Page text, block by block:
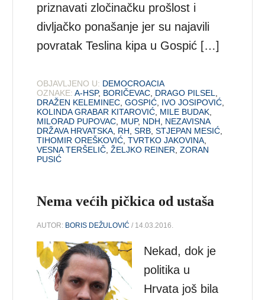
priznavati zločinačku prošlost i
divljačko ponašanje jer su najavili
povratak Teslina kipa u Gospić […]
OBJAVLJENO U: DEMOCROACIA
OZNAKE: A-HSP, BORIČEVAC DRAGO PILSEL
DRAŽEN KELEMINEC ,GOSPIĆ IVO JOSIPOVIĆ
KOLINDA GRABAR KITAROVIĆ MILE BUDAK
MILORAD PUPOVAC MUP, NDH
NEZAVISNA
DRŽAVA HRVATSKA RH ,SRB ,STJEPAN MESIĆ
TIHOMIR OREŠKOVIĆ ,TVRTKO JAKOVINA
VESNA TERŠELIČ ,ŽELJKO REINER ,ZORAN
PUSIĆ
Nema većih pičkica od ustaša
AUTOR: BORIS DEŽULOVIĆ / 14.03.2016.
Nekad, dok je
politika u
Hrvata još bila